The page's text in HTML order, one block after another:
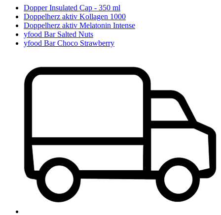
Dopper Insulated Cap - 350 ml
Doppelherz aktiv Kollagen 1000
Doppelherz aktiv Melatonin Intense
yfood Bar Salted Nuts
yfood Bar Choco Strawberry